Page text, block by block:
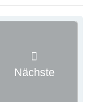
Nächste